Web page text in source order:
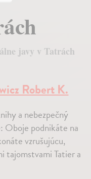
javy v Tatrách
Robert K.
a nebezpečný
Oboje podnikáte na
vzrušujúcu,
tajomstvami Tatier a